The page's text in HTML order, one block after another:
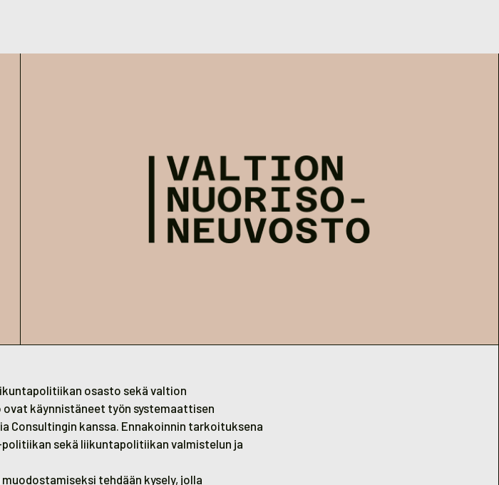
osasto sekä valtion
käynnistäneet työn systemaattisen
Consultingin kanssa. Ennakoinnin tarkoituksena
sekä liikuntapolitiikan valmistelun ja
tehdään kysely, jolla